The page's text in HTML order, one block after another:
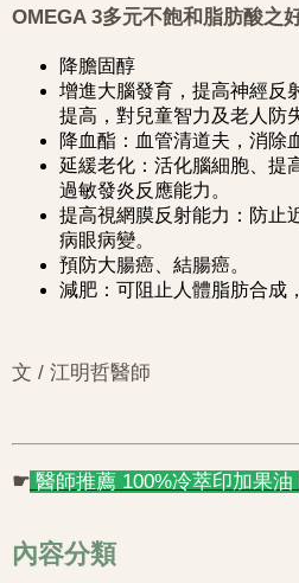
OMEGA 3多元不飽和脂肪酸之
降膽固醇
增進大腦發育，提高神經反
提高，對兒童智力及老人防
降血酯：血管清道夫，消除
延緩老化：活化腦細胞、提
過敏發炎反應能力。
提高視網膜反射能力：防止
病眼病變。
預防大腸癌、結腸癌。
減肥：可阻止人體脂肪合成
文 / 江明哲醫師
☛ 醫師推薦 100%冷萃印加果油
內容分類